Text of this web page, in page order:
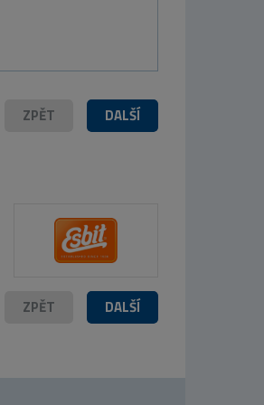
DALŠÍ
ZPĚT
DALŠÍ
ZPĚT